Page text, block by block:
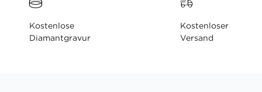
Kostenlose
Diamantgravur
Kostenloser
Versand